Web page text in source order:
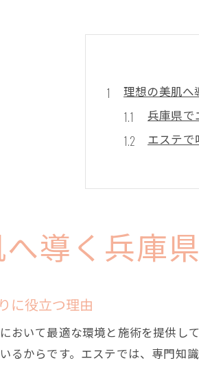
理想の美肌へ
兵庫県で
エステで
エステ
美肌を目
エステが
エステ選びに
口コミや
自分に
導く兵庫
に役立つ理由
おいて最適な環境と施術を提供し
るからです。エステでは、専門知